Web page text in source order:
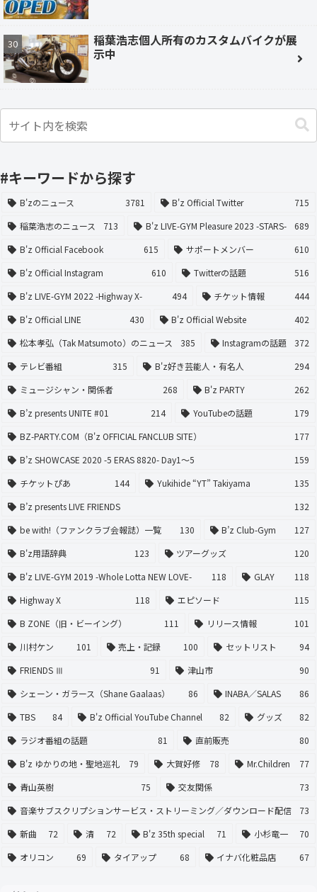
稲葉浩志個人所有のカスタムバイクが展
示中
#キーワードから探す
B'zのニュース 3781 B'z Official Twitter
715
稲葉浩志のニュース
713 B'z LIVE-GYM Pleasure 2023 -STARS-
689
B'z Official Facebook
615 サポートメンバー
610
B'z Official Instagram
610 Twitterの話題
516
B'z LIVE-GYM 2022 -Highway X-
494 チケット情報
444
B'z Official LINE
430 B'z Official Website
402
松本孝弘（Tak Matsumoto）のニュース
385 Instagramの話題
372
テレビ番組
315 B'z好き芸能人・有名人
294
ミュージシャン・関係者
268 B'z PARTY
262
B’z presents UNITE #01
214 YouTubeの話題
179
BZ-PARTY.COM（B'z OFFICIAL FANCLUB SITE）
177
B’z SHOWCASE 2020 -5 ERAS 8820- Day1〜5
159
チケットぴあ
144 Yukihide “YT” Takiyama
135
B’z presents LIVE FRIENDS
132
be with!（ファンクラブ会報誌）一覧
130 B’z Club-Gym
127
B'z用語辞典
123 ツアーグッズ
120
B'z LIVE-GYM 2019 -Whole Lotta NEW LOVE-
118 GLAY
118
Highway X
118 エピソード
115
B ZONE（旧・ビーイング）
111 リリース情報
101
川村ケン
101 売上・記録 100 セットリスト
94
FRIENDS Ⅲ
91 津山市
90
シェーン・ガラース（Shane Gaalaas）
86 INABA／SALAS
86
TBS
84 B'z Official YouTube Channel 82 グッズ
82
ラジオ番組の話題
81 直前販売
80
B'z ゆかりの地・聖地巡礼
79 大賀好修 78 Mr.Children
77
青山英樹
75 交友関係
73
音楽サブスクリプションサービス・ストリーミング／ダウンロード配信
73
新曲
72 清 72 B'z 35th special 71 小杉竜一
70
オリコン
69 タイアップ 68 イナバ化粧品店 67